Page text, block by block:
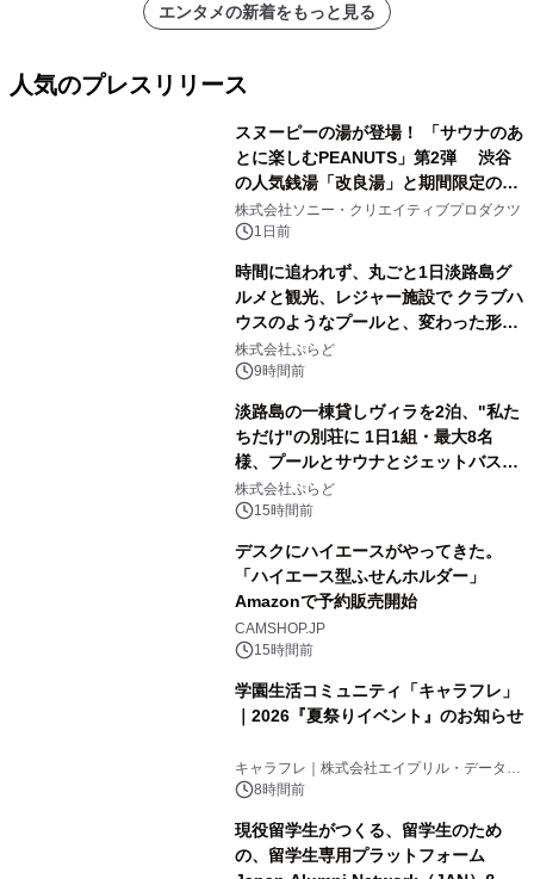
エンタメの新着をもっと見る
人気のプレスリリース
スヌーピーの湯が登場！ 「サウナのあ
とに楽しむPEANUTS」第2弾 渋谷
の人気銭湯「改良湯」と期間限定のコ
ラボレーション サウナイキタイコラ
ボグッズも発売決定！
株式会社ソニー・クリエイティブプロダクツ
1日前
時間に追われず、丸ごと1日淡路島グ
ルメと観光、レジャー施設で クラブハ
ウスのようなプールと、変わった形の
サウナも 「THE BOXY AWAJI」のお
得な素泊まり連泊プランで
株式会社ぷらど
9時間前
淡路島の一棟貸しヴィラを2泊、"私た
ちだけ"の別荘に 1日1組・最大8名
様、プールとサウナとジェットバス付
きで Villa Mon Temps AWAJIの連泊
素泊りプラン
株式会社ぷらど
15時間前
デスクにハイエースがやってきた。
「ハイエース型ふせんホルダー」
Amazonで予約販売開始
CAMSHOP.JP
15時間前
学園生活コミュニティ「キャラフレ」
｜2026『夏祭りイベント』のお知らせ
キャラフレ｜株式会社エイプリル・データ・
デザインズ
8時間前
現役留学生がつくる、留学生のため
の、留学生専用プラットフォーム